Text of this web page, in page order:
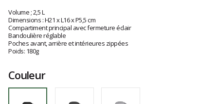
avis
clients
Volume ; 2,5 L
Dimensions : H21 x L16 x P5,5 cm
Compartiment principal avec fermeture éclair
Bandoulière réglable
Poches avant, arrière et intérieures zippées
Poids: 180g
Couleur